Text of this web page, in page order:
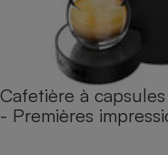
Cafetière à
- Premières